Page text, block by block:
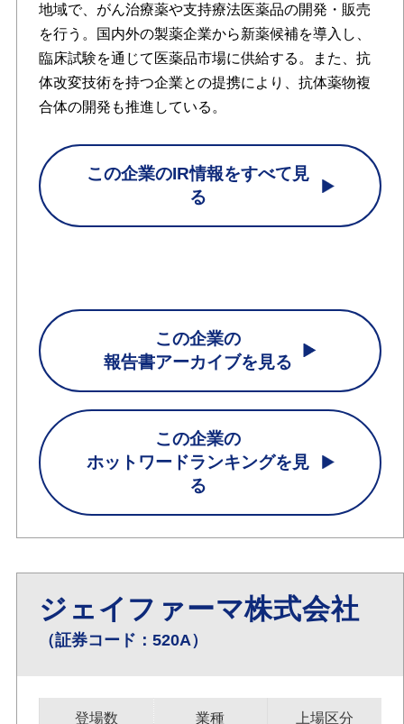
地域で、がん治療薬や支持療法医薬品の開発・販売
を行う。国内外の製薬企業から新薬候補を導入し、
臨床試験を通じて医薬品市場に供給する。また、抗
体改変技術を持つ企業との提携により、抗体薬物複
合体の開発も推進している。
この企業のIR情報をすべて見
る
この企業の
報告書アーカイブを見る
この企業の
ホットワードランキングを見
る
ジェイファーマ株式会社
（証券コード：520A）
登場数 業種 上場区分